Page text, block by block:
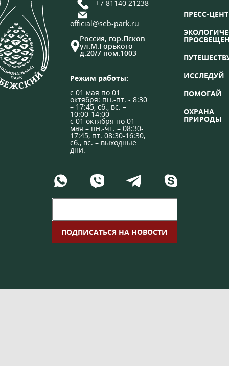
+7 81140 21238
official@seb-park.ru
Россия, гор.Псков
ул.М.Горького
д.20/7 пом.1003
Режим работы:
с 01 мая по 01
октября: пн.-пт. - 8:30
– 17:45, сб., вс. –
10:00-14:00
с 01 октября по 01
мая – пн.-чт. – 08:30-
17:45, пт. 08:30-16:30,
сб., вс. – выходные
дни.
ПРЕСС-
ИССЛЕДУЙ
ПОМОГАЙ
ОХРАНА
ПРИРОДЫ